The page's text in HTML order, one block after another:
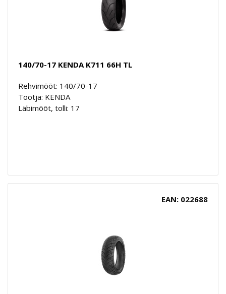
140/70-17 KENDA K711 66H TL
Rehvimõõt: 140/70-17
Tootja: KENDA
Läbimõõt, tolli: 17
EAN: 022688